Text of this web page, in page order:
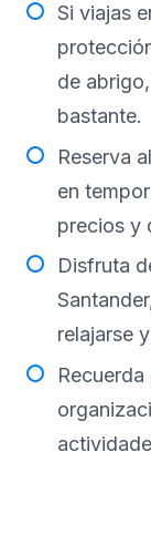
Si viajas
de
bastante.
Reserva
en
precios y
Disfruta
relajarse